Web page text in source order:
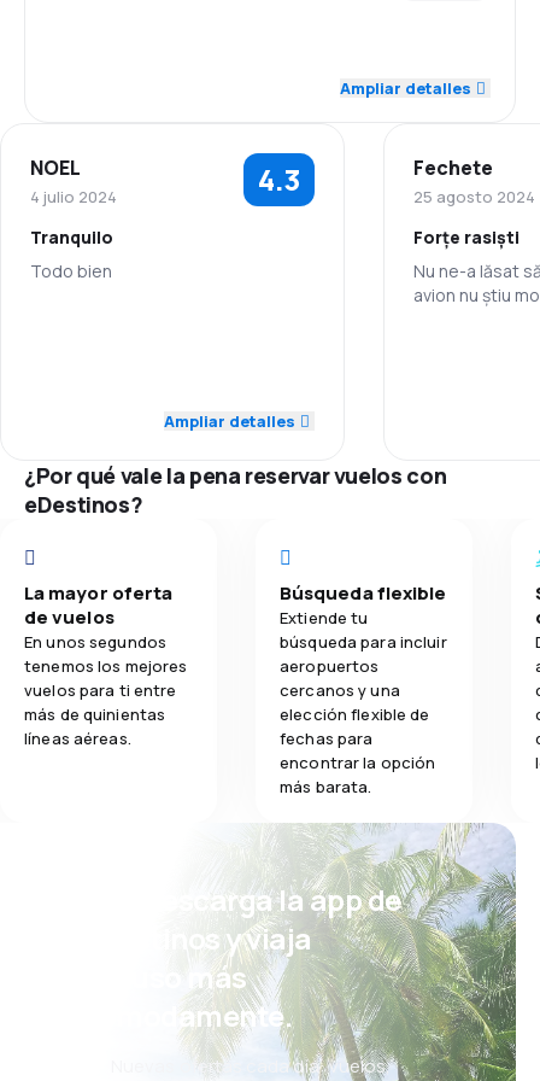
Red de vuelos 4.0
Precio de los pasajes 3.5
3.6
Ampliar detalles
NOEL
4 julio 2024 4.3
Tranquilo
Todo bien
Precio de los pasajes
4.0
Transporte de equipaje 5.0
Comidas 3.0
Ampliar detalles
Fechete
25 agosto 2024
Forțe rasiști
Nu ne-a lăsat
avion nu știu
¿Por qué vale la pena reservar vuelos con
eDestinos?
La mayor oferta
de vuelos
En unos segundos
tenemos los mejores
vuelos para ti entre
más de quinientas
líneas aéreas.
Búsqueda flexible
Extiende tu
búsqueda para incluir
aeropuertos
cercanos y una
elección flexible de
fechas para
encontrar la opción
más barata.
¡Eh! Descarga la app de
eDestinos y viaja
incluso más
cómodamente.
Nuevas ofertas cada día: vuelos,